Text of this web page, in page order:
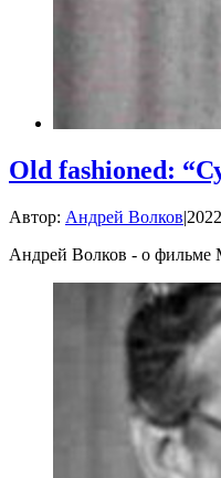
Old fashioned:
Автор: Андрей Волков|
Андрей Волков - о фильме